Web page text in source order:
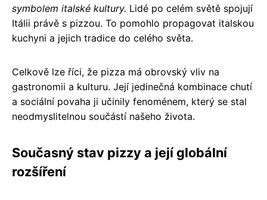
symbolem italské kultury. Lidé po celém světě spojují
Itálii právě s pizzou. To pomohlo propagovat italskou
kuchyni a jejich tradice do celého světa.
Celkově lze říci, že pizza má obrovský vliv na
gastronomii a kulturu. Její jedinečná kombinace chutí
a sociální povaha ji učinily fenoménem, který se stal
neodmyslitelnou součástí našeho života.
Současný stav pizzy a její globální
rozšíření